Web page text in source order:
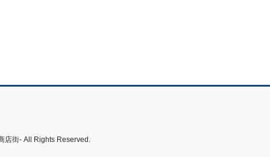
街‐ All Rights Reserved.